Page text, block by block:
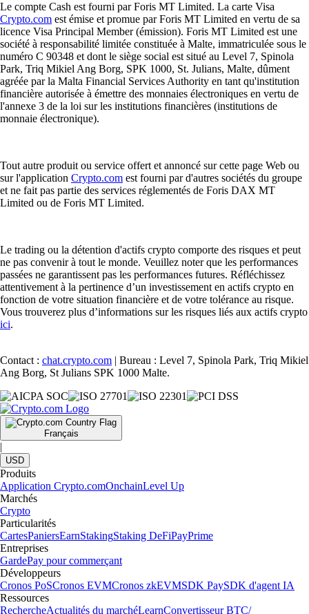
Le compte Cash est fourni par Foris MT Limited. La carte Visa
Crypto.com est émise et promue par Foris MT Limited en vertu de sa
licence Visa Principal Member (émission). Foris MT Limited est une
société à responsabilité limitée constituée à Malte, immatriculée sous le
numéro C 90348 et dont le siège social est situé au Level 7, Spinola
Park, Triq Mikiel Ang Borg, SPK 1000, St. Julians, Malte, dûment
agréée par la Malta Financial Services Authority en tant qu'institution
financière autorisée à émettre des monnaies électroniques en vertu de
l'annexe 3 de la loi sur les institutions financières (institutions de
monnaie électronique).
Tout autre produit ou service offert et annoncé sur cette page Web ou
sur l'application Crypto.com est fourni par d'autres sociétés du groupe
et ne fait pas partie des services réglementés de Foris DAX MT
Limited ou de Foris MT Limited.
Le trading ou la détention d'actifs crypto comporte des risques et peut
ne pas convenir à tout le monde. Veuillez noter que les performances
passées ne garantissent pas les performances futures. Réfléchissez
attentivement à la pertinence d’un investissement en actifs crypto en
fonction de votre situation financière et de votre tolérance au risque.
Vous trouverez plus d’informations sur les risques liés aux actifs crypto
ici.
Contact : chat.crypto.com | Bureau : Level 7, Spinola Park, Triq Mikiel
Ang Borg, St Julians SPK 1000 Malte.
Français
|
USD
Produits
Application Crypto.comOnchainLevel Up
Marchés
Crypto
Particularités
CartesPaniersEarnStakingStaking DeFiPayPrime
Entreprises
GardePay pour commerçant
Développeurs
Cronos PoSCronos EVMCronos zkEVMSDK PaySDK d'agent IA
Ressources
RechercheActualités du marchéLearnConvertisseur BTC/